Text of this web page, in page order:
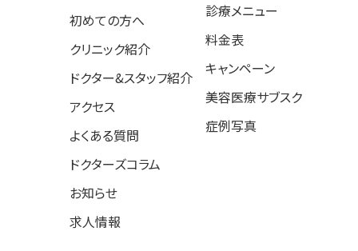
初めての方へ
クリニック紹介
ドクター&スタッフ紹介
アクセス
よくある質問
ドクターズコラム
お知らせ
求人情報
診療メニュー
料金表
キャンペーン
美容医療サブスク
症例写真